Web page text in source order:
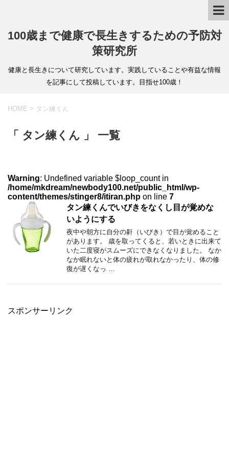
100歳まで健康で長生きするための予防対
策研究所
健康と長生きについて研究しています。実践していることや有益な情報
を記事にして投稿しています。目指せ100歳！
HOME > タン練くん
「 タン練くん 」 一覧
Warning: Undefined variable $loop_count in
/home/mkdream/newbody100.net/public_html/wp-
content/themes/stinger8/itiran.php on line 7
タン練くんでいびきをなくし目が覚めな
いようにする
夜中や朝方に自分の鼾（いびき）で目が覚めること
があります。 歳を取ってくると、若いときに出来て
いた二度寝がスムーズにできなくなりました。 なか
なか眠れないと体の疲れが取れなかったり、体の修
復が遅くなっ …
スポンサーリンク